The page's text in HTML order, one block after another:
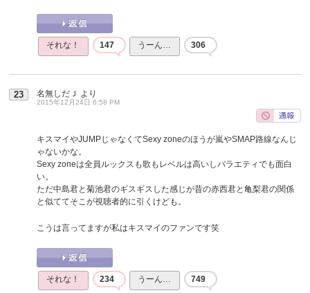
それな！ 147 うーん… 306
23 名無しだＪ より
2015年12月24日 6:58 PM
キスマイやJUMPじゃなくてSexy zoneのほうが嵐やSMAP路線なんじ
ゃないかな。
Sexy zoneは全員ルックスも歌もレベルは高いしバラエティでも面白
い。
ただ中島君と菊池君のギスギスした感じが昔の赤西君と亀梨君の関係
と似ててそこが視聴者的に引くけども。
こうは言ってますが私はキスマイのファンです笑
それな！ 234 うーん… 749